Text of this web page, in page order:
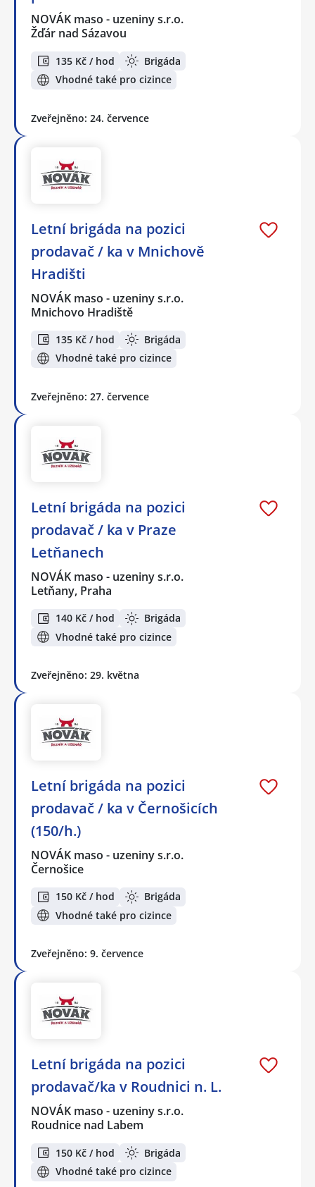
NOVÁK maso - uzeniny s.r.o.
Žďár nad Sázavou
135 Kč / hod
Brigáda
Vhodné také pro cizince
Zveřejněno: 24. července
Letní brigáda na pozici
prodavač / ka v Mnichově
Hradišti
NOVÁK maso - uzeniny s.r.o.
Mnichovo Hradiště
135 Kč / hod
Brigáda
Vhodné také pro cizince
Zveřejněno: 27. července
Letní brigáda na pozici
prodavač / ka v Praze
Letňanech
NOVÁK maso - uzeniny s.r.o.
Letňany, Praha
140 Kč / hod
Brigáda
Vhodné také pro cizince
Zveřejněno: 29. května
Letní brigáda na pozici
prodavač / ka v Černošicích
(150/h.)
NOVÁK maso - uzeniny s.r.o.
Černošice
150 Kč / hod
Brigáda
Vhodné také pro cizince
Zveřejněno: 9. července
Letní brigáda na pozici
prodavač/ka v Roudnici n. L.
NOVÁK maso - uzeniny s.r.o.
Roudnice nad Labem
150 Kč / hod
Brigáda
Vhodné také pro cizince